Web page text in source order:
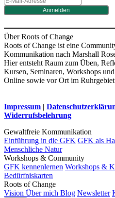
Anmelden
Über Roots of Change
Roots of Change ist eine
Kommunikation nach Marshall
Hier entsteht Raum zum Üben,
Kursen, Seminaren, Workshops
Online sowie vor Ort im
Impressum |
Widerrufsbelehrung
Gewaltfreie Kommunikation
Einführung in die GFK GFK als
Menschliche Natur
Workshops & Community
GFK kennenlernen Workshops &
Bedürfniskarten
Roots of Change
Vision Über mich Blog Newsletter